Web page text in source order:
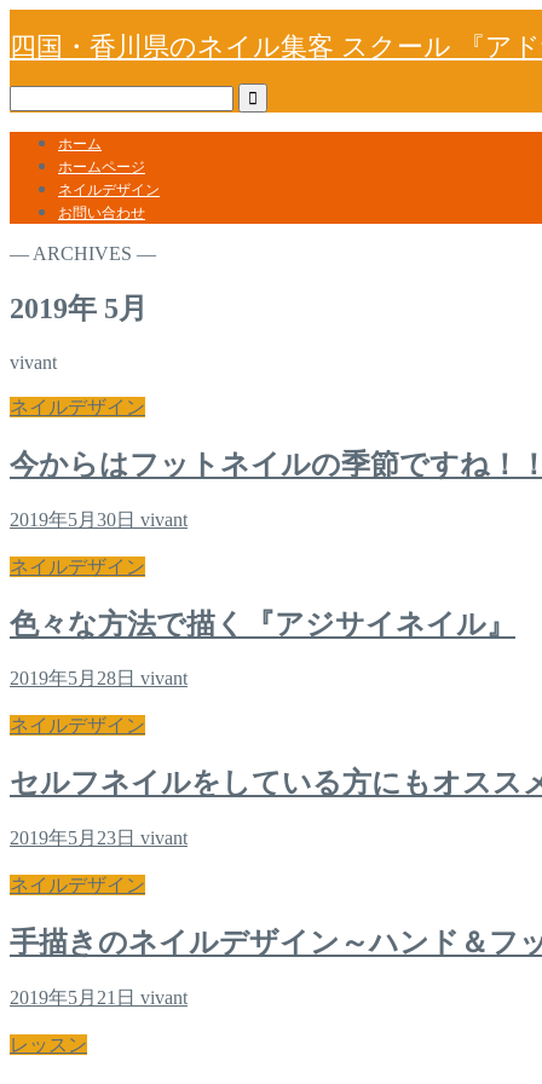
四国・香川県のネイル集客 スクール 『ア
ホーム
ホームページ
ネイルデザイン
お問い合わせ
― ARCHIVES ―
2019年 5月
vivant
ネイルデザイン
今からはフットネイルの季節ですね！！
2019年5月30日 vivant
ネイルデザイン
色々な方法で描く『アジサイネイル』
2019年5月28日 vivant
ネイルデザイン
セルフネイルをしている方にもオスス
2019年5月23日 vivant
ネイルデザイン
手描きのネイルデザイン～ハンド＆フ
2019年5月21日 vivant
レッスン